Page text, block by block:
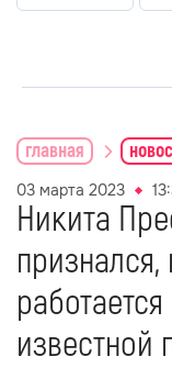
главная
03 марта 2023
Никита
известной